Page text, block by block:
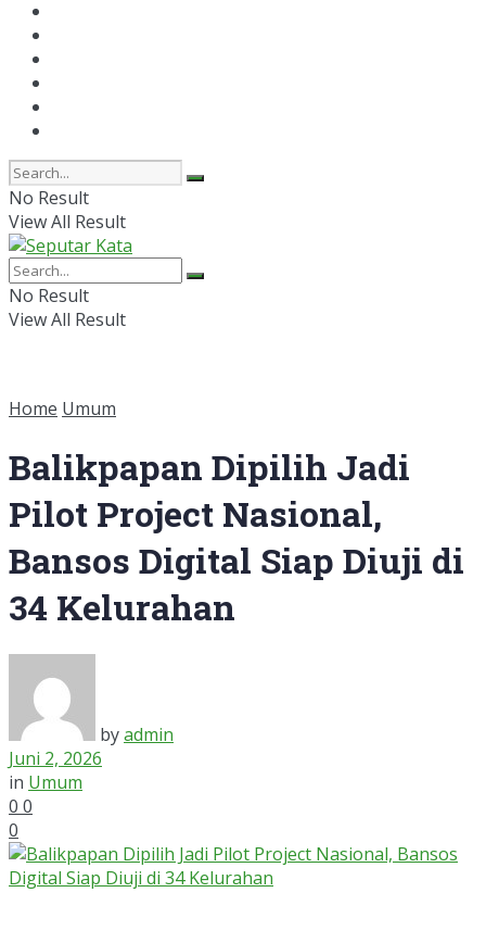
No Result
View All Result
No Result
View All Result
Home Umum
Balikpapan Dipilih Jadi
Pilot Project Nasional,
Bansos Digital Siap Diuji di
34 Kelurahan
byadmin
Juni 2, 2026
in Umum
0 0
0